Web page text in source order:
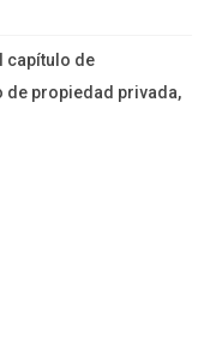
capítulo de
propiedad privada,